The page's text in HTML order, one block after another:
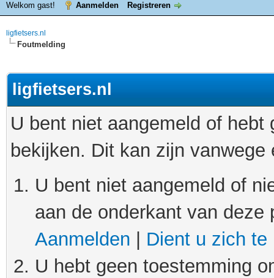
Welkom gast! Aanmelden Registreren
ligfietsers.nl
Foutmelding
ligfietsers.nl
U bent niet aangemeld of
bekijken. Dit kan zijn
U bent niet aangemeld of
aan de onderkant van
Aanmelden
Dient u zich te
U hebt geen toestemming